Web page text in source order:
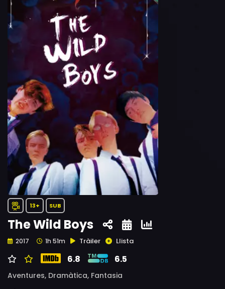
13+ SUB
The Wild Boys
2017 1h 51m Tràiler Llista
6.8 6.5
Aventures, Dramàtica, Fantasia